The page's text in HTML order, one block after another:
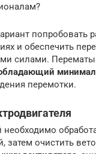
попробовать
и обеспечить
силами.
перемотки.
необходимо
затем очистить